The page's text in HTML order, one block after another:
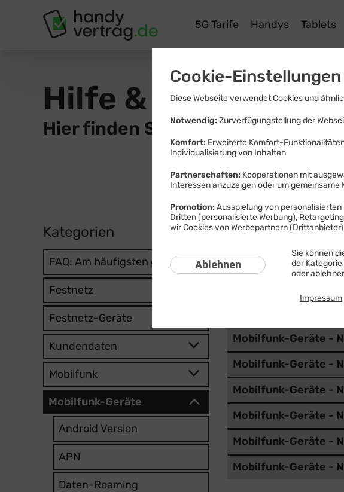
Tarife Handys Tablets
Hilfe &
Hier finden Sie Wissenswertes
Kategorien
FAQ: Am häufigsten gesucht
Festnetz
Festnetz-Geräte
Kundendaten
Mobilfunk
Mobilfunk-Geräte
Android Version
APN
Daten-Roaming
Mobilfunk-
Mobilfunk-Geräte -
Mobilfunk-Geräte -
Mobilfunk-Geräte -
Mobilfunk-Geräte -
Mobilfunk-Geräte -
Mobilfunk-Geräte -
Mobilfunk-Geräte -
Cookie-Einstellungen
Diese Webseite verwendet Cookies und
Notwendig: Zurverfügungstellung der
Komfort: Erweiterte Komfort-
Individualisierung von Inhalten
Partnerschaften: Kooperationen mit
Interessen anzuzeigen oder um
Promotion: Ausspielung von
Dritten (personalisierte Werbung),
wir Cookies von Werbepartnern
Ablehnen
Sie können
der
oder
Impressum